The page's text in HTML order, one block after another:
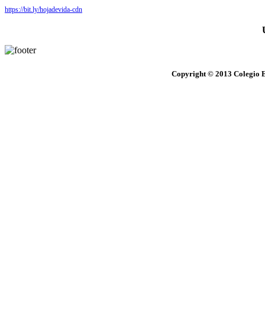
https://bit.ly/hojadevida-cdn
Copyright © 2013 Colegio